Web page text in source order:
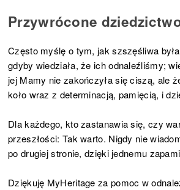
Przywrócone
Często myślę o tym, jak szszęśliwa
gdyby wiedziała, że ich odnaleźliśmy;
jej Mamy nie zakończyła się ciszą, ale
koło wraz z determinacją, pamięcią, i
Dla każdego, kto zastanawia się, czy
przeszłości: Tak warto. Nigdy nie
po drugiej stronie, dzięki jednemu
Dziękuję MyHeritage za pomoc w